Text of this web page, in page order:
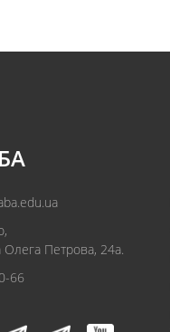
Олега Петрова, 24а.
66